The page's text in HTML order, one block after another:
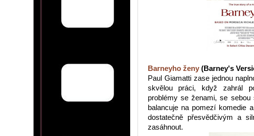
Barneyho ženy(Barney's
Paul Giamatti zase jednou
skvělou práci, když zahrál
problémy se ženami, se
balancuje na pomezí komedie
dostatečně přesvědčivým a
zasáhnout.